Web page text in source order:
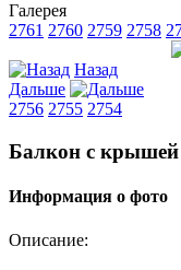
Галерея
2761 2760 2759 2758
Назад
Дальше
2756 2755 2754
Балкон с крышей
Информация о фото
Описание: